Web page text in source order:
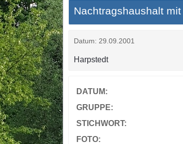
Nachtragshaushalt
Datum: 29.09.2001
Harpstedt
DATUM:
GRUPPE:
STICHWORT:
FOTO: